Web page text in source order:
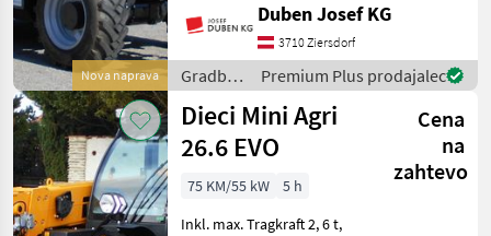
Nova naprava
elektroproportinaler
Joystick 4 in 1 mit Flow
Sharing und FNR-
Umschaltung, Klimaanlage,
hydr. Schnellwe
Duben Josef KG
3710 Ziersdorf
Gradbeni
stroji /
Dieci
Premium Plus prodajalec
Dieci Mini Agri
26.6 EVO
Cena
na
zahtevo
75 KM/55 kW
5 h
Inkl. max. Tragkraft 2, 6 t,